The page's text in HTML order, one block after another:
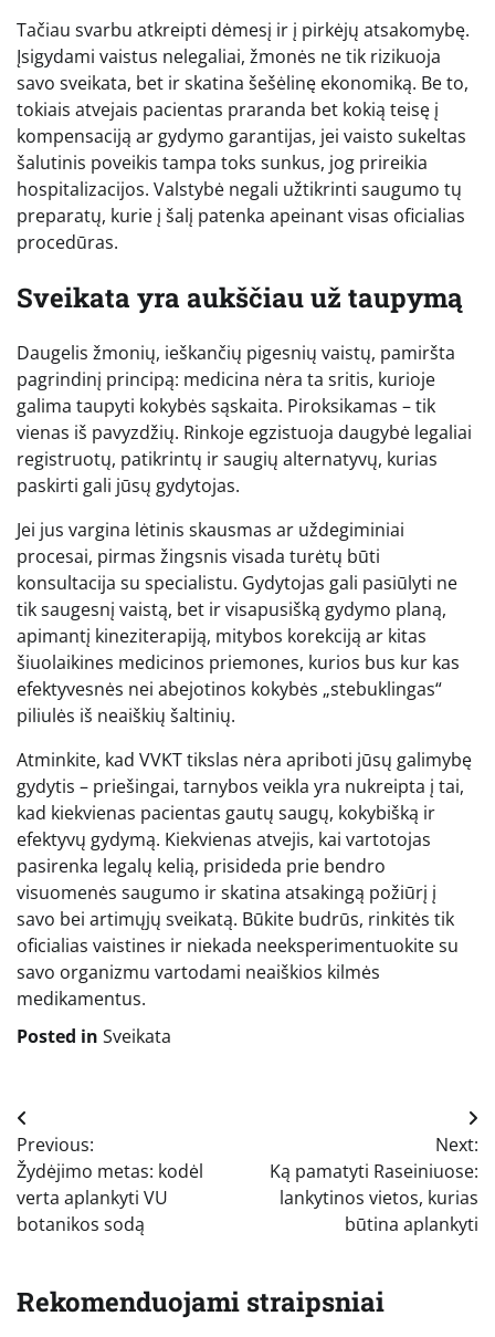
Tačiau svarbu atkreipti dėmesį ir į pirkėjų atsakomybę.
Įsigydami vaistus nelegaliai, žmonės ne tik rizikuoja
savo sveikata, bet ir skatina šešėlinę ekonomiką. Be to,
tokiais atvejais pacientas praranda bet kokią teisę į
kompensaciją ar gydymo garantijas, jei vaisto sukeltas
šalutinis poveikis tampa toks sunkus, jog prireikia
hospitalizacijos. Valstybė negali užtikrinti saugumo tų
preparatų, kurie į šalį patenka apeinant visas oficialias
procedūras.
Sveikata yra aukščiau už taupymą
Daugelis žmonių, ieškančių pigesnių vaistų, pamiršta
pagrindinį principą: medicina nėra ta sritis, kurioje
galima taupyti kokybės sąskaita. Piroksikamas – tik
vienas iš pavyzdžių. Rinkoje egzistuoja daugybė legaliai
registruotų, patikrintų ir saugių alternatyvų, kurias
paskirti gali jūsų gydytojas.
Jei jus vargina lėtinis skausmas ar uždegiminiai
procesai, pirmas žingsnis visada turėtų būti
konsultacija su specialistu. Gydytojas gali pasiūlyti ne
tik saugesnį vaistą, bet ir visapusišką gydymo planą,
apimantį kineziterapiją, mitybos korekciją ar kitas
šiuolaikines medicinos priemones, kurios bus kur kas
efektyvesnės nei abejotinos kokybės „stebuklingas“
piliulės iš neaiškių šaltinių.
Atminkite, kad VVKT tikslas nėra apriboti jūsų galimybę
gydytis – priešingai, tarnybos veikla yra nukreipta į tai,
kad kiekvienas pacientas gautų saugų, kokybišką ir
efektyvų gydymą. Kiekvienas atvejis, kai vartotojas
pasirenka legalų kelią, prisideda prie bendro
visuomenės saugumo ir skatina atsakingą požiūrį į
savo bei artimųjų sveikatą. Būkite budrūs, rinkitės tik
oficialias vaistines ir niekada neeksperimentuokite su
savo organizmu vartodami neaiškios kilmės
medikamentus.
Posted in Sveikata
Navigacija
tarp
įrašų
Previous:
Žydėjimo metas: kodėl
verta aplankyti VU
botanikos sodą
Next:
Ką pamatyti Raseiniuose:
lankytinos vietos, kurias
būtina aplankyti
Rekomenduojami straipsniai